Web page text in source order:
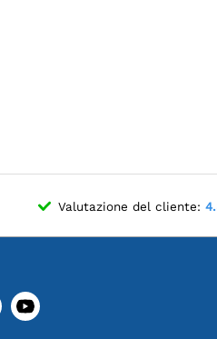
Valutazione del cliente: